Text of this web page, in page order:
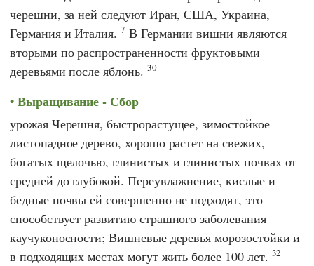
черешни, за ней следуют Иран, США, Украина,
Германия и Италия. 7 В Германии вишни являются
вторыми по распространенности фруктовыми
деревьями после яблонь. 30
Выращивание - Сбор
урожая Черешня, быстрорастущее, зимостойкое
листопадное дерево, хорошо растет на свежих,
богатых щелочью, глинистых и глинистых почвах от
средней до глубокой. Переувлажнение, кислые и
бедные почвы ей совершенно не подходят, это
способствует развитию страшного заболевания –
каучуконосности; Вишневые деревья морозостойки и
в подходящих местах могут жить более 100 лет. 32